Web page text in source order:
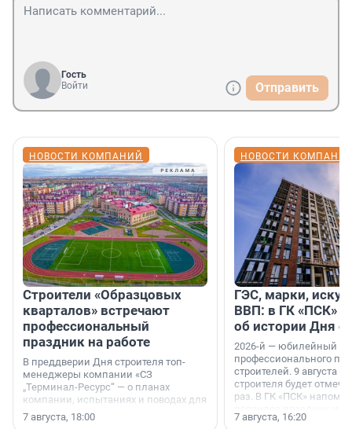
Гость
Войти
Отправить
НОВОСТИ КОМПАНИЙ
Строители «Образцовых
кварталов» встречают
профессиональный
праздник на работе
В преддверии Дня строителя топ-
менеджеры компании «СЗ
„Терминал-Ресурс“ — о планах
компании, испытаниях и поводах для
осторожного оптимизма.
7 августа, 18:00
НОВОСТИ
ГЭС, марки,
ВВП: в ГК «ПСК»
об истории Дня
2026-й — юбилейный
профессионального
строителей. 9 августа
строителя будет
раз. В ГК «ПСК»
поменялась роль
7 августа, 16:20